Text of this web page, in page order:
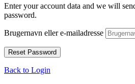
Enter your account data and we will
password.
Brugernavn eller e-mailadresse
Back to Login